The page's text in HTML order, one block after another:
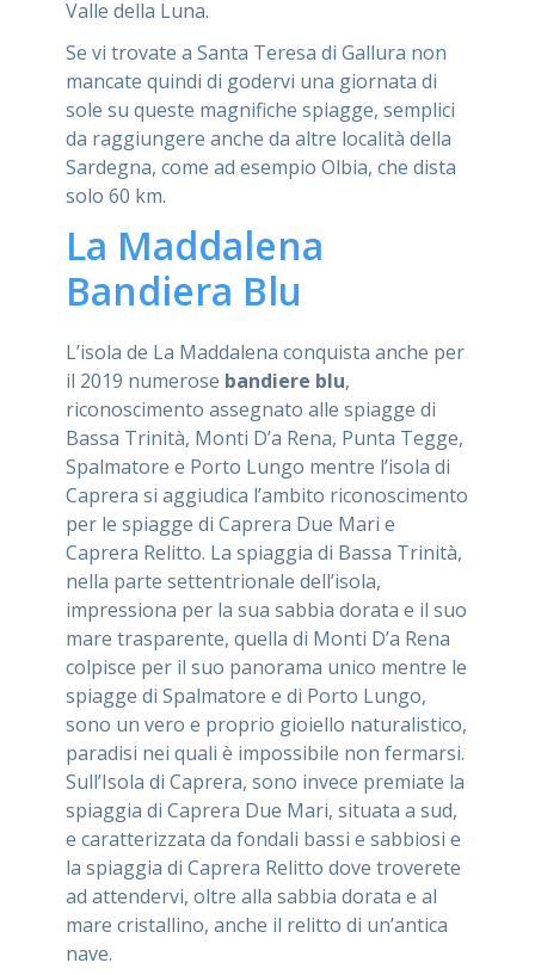
Valle della Luna.
Se vi trovate a Santa Teresa di Gallura non
mancate quindi di godervi una giornata di
sole su queste magnifiche spiagge, semplici
da raggiungere anche da altre località della
Sardegna, come ad esempio Olbia, che dista
solo 60 km.
La Maddalena
Bandiera Blu
L’isola de La Maddalena conquista anche per
il 2019 numerose bandiere blu,
riconoscimento assegnato alle spiagge di
Bassa Trinità, Monti D’a Rena, Punta Tegge,
Spalmatore e Porto Lungo mentre l’isola di
Caprera si aggiudica l’ambito riconoscimento
per le spiagge di Caprera Due Mari e
Caprera Relitto. La spiaggia di Bassa Trinità,
nella parte settentrionale dell’isola,
impressiona per la sua sabbia dorata e il suo
mare trasparente, quella di Monti D’a Rena
colpisce per il suo panorama unico mentre le
spiagge di Spalmatore e di Porto Lungo,
sono un vero e proprio gioiello naturalistico,
paradisi nei quali è impossibile non fermarsi.
Sull’Isola di Caprera, sono invece premiate la
spiaggia di Caprera Due Mari, situata a sud,
e caratterizzata da fondali bassi e sabbiosi e
la spiaggia di Caprera Relitto dove troverete
ad attendervi, oltre alla sabbia dorata e al
mare cristallino, anche il relitto di un’antica
nave.